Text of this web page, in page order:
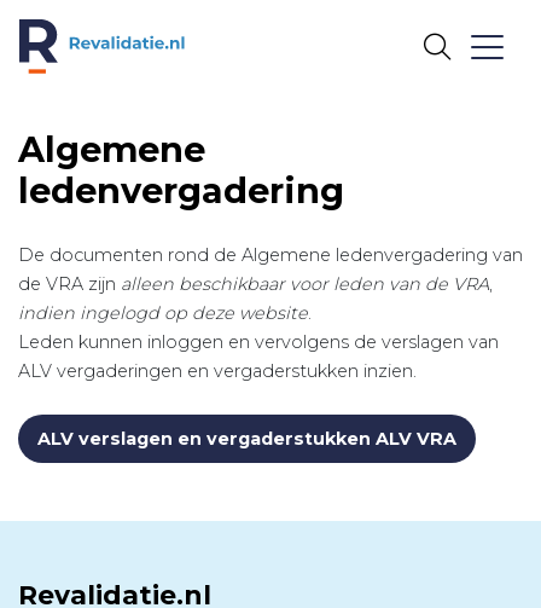
Algemene
ledenvergadering
De documenten rond de Algemene ledenvergadering van
de VRA zijn alleen beschikbaar voor leden van de VRA,
indien ingelogd op deze website.
Leden kunnen inloggen en vervolgens de verslagen van
ALV vergaderingen en vergaderstukken inzien.
ALV verslagen en vergaderstukken ALV VRA
Revalidatie.nl